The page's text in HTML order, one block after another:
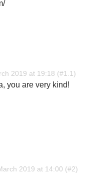
2019 at 19:18
you are very kind!
2019 at 14:00